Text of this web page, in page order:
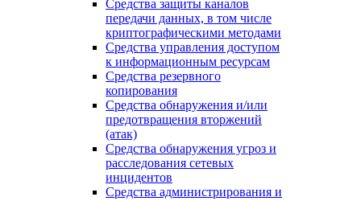
Средства защиты каналов
передачи данных, в том числе
криптографическими методами
Средства управления доступом
к информационным ресурсам
Средства резервного
копирования
Средства обнаружения и/или
предотвращения вторжений
(атак)
Средства обнаружения угроз и
расследования сетевых
инцидентов
Средства администрирования и